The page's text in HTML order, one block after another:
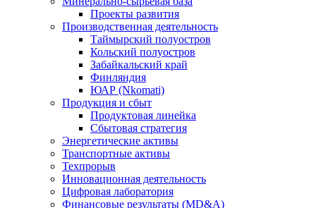
Проекты развития
Производственная деятельность
Таймырский полуостров
Кольский полуостров
Забайкальский край
Финляндия
ЮАР (Nkomati)
Продукция и сбыт
Продуктовая линейка
Сбытовая стратегия
Энергетические активы
Транспортные активы
Техпрорыв
Инновационная деятельность
Цифровая лаборатория
Финансовые результаты (MD&A)